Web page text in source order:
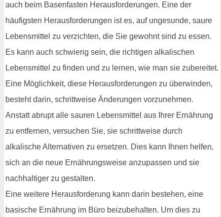
auch beim Basenfasten Herausforderungen. Eine der
häufigsten Herausforderungen ist es, auf ungesunde, saure
Lebensmittel zu verzichten, die Sie gewohnt sind zu essen.
Es kann auch schwierig sein, die richtigen alkalischen
Lebensmittel zu finden und zu lernen, wie man sie zubereitet.
Eine Möglichkeit, diese Herausforderungen zu überwinden,
besteht darin, schrittweise Änderungen vorzunehmen.
Anstatt abrupt alle sauren Lebensmittel aus Ihrer Ernährung
zu entfernen, versuchen Sie, sie schrittweise durch
alkalische Alternativen zu ersetzen. Dies kann Ihnen helfen,
sich an die neue Ernährungsweise anzupassen und sie
nachhaltiger zu gestalten.
Eine weitere Herausforderung kann darin bestehen, eine
basische Ernährung im Büro beizubehalten. Um dies zu